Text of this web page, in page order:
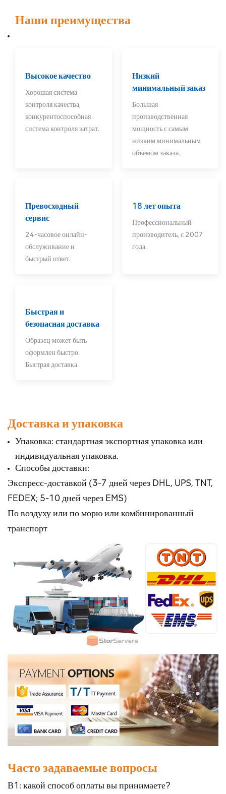
безопасности, настраиваемых
серверов и других областей.
обеспечить долгосрочное
послепродажное обслуживание
для клиентов. Заказы ODM
Добро пожаловать!
Наши преимущества
Высокое качество
Хорошая система
контроля качества,
конкурентоспособная
система контроля затрат.
Низкий
минимальный заказ
Большая
производственная
мощность с самым
низким минимальным
объемом заказа.
Превосходный
сервис
24-часовое онлайн-
обслуживание и
быстрый ответ.
18 лет опыта
Профессиональный
производитель, с 2007
года.
Быстрая и
безопасная доставка
Образец может быть
оформлен быстро.
Быстрая доставка.
Доставка и упаковка
Упаковка: стандартная экспортная упаковка или
индивидуальная упаковка.
Способы доставки:
Экспресс-доставкой (3-7 дней через DHL, UPS, TNT,
FEDEX; 5-10 дней через EMS)
По воздуху или по морю или комбинированный
транспорт
Часто задаваемые вопросы
В1: какой способ оплаты вы принимаете?